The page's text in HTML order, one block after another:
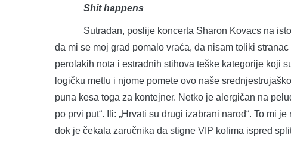
Shit happens
Sutradan, poslije koncerta Sharon Kovacs na
da mi se moj grad pomalo vraća, da nisam toliki
perolakih nota i estradnih stihova teške kategorije koji
logičku metlu i njome pomete ovo naše
puna kesa toga za kontejner. Netko je alergičan na
po prvi put“. Ili: „Hrvati su drugi izabrani narod“. To mi
dok je čekala zaručnika da stigne VIP kolima ispred